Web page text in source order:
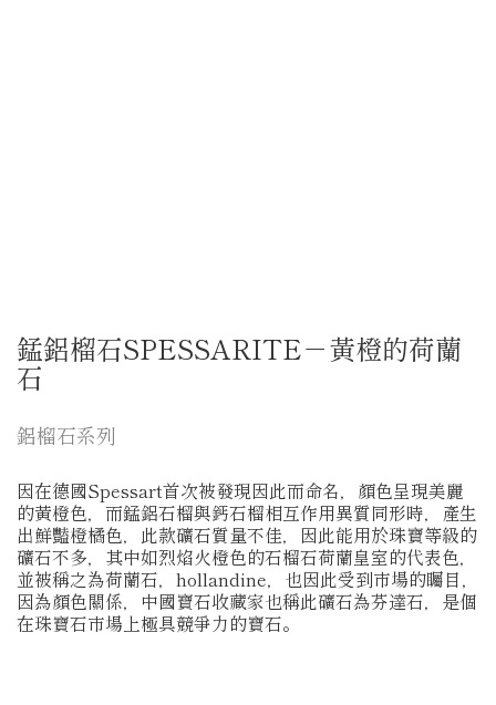
錳鋁榴石SPESSARITE－黃橙的荷蘭
石
鋁榴石系列
因在德國Spessart首次被發現因此而命名，顏色呈現美麗
的黃橙色，而錳鋁石榴與鈣石榴相互作用異質同形時，產生
出鮮豔橙橘色，此款礦石質量不佳，因此能用於珠寶等級的
礦石不多，其中如烈焰火橙色的石榴石荷蘭皇室的代表色，
並被稱之為荷蘭石，hollandine，也因此受到市場的矚目，
因為顏色關係，中國寶石收藏家也稱此礦石為芬達石，是個
在珠寶石市場上極具競爭力的寶石。